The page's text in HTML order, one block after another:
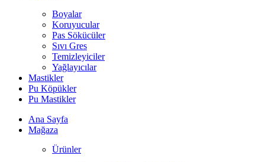
Boyalar
Koruyucular
Pas Sökücüler
Sıvı Gres
Temizleyiciler
Yağlayıcılar
Mastikler
Pu Köpükler
Pu Mastikler
Ana Sayfa
Mağaza
Ürünler